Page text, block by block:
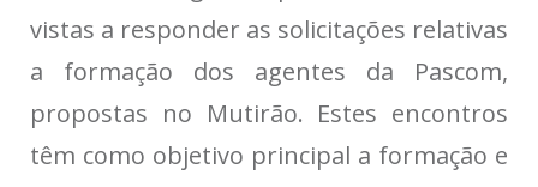
vistas a responder as solicitações relativas
a formação dos agentes da Pascom,
propostas no Mutirão. Estes encontros
têm como objetivo principal a formação e